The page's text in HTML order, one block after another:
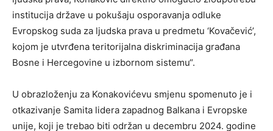
institucija države u pokušaju osporavanja odluke
Evropskog suda za ljudska prava u predmetu ‘Kovačević’,
kojom je utvrđena teritorijalna diskriminacija građana
Bosne i Hercegovine u izbornom sistemu“.
U obrazloženju za Konakovićevu smjenu spomenuto je i
otkazivanje Samita lidera zapadnog Balkana i Evropske
unije, koji je trebao biti održan u decembru 2024. godine